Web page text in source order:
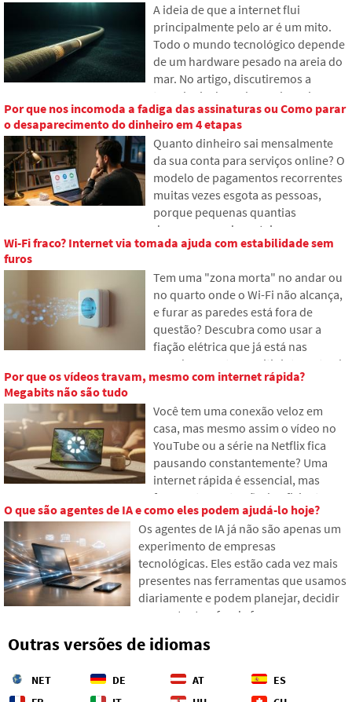
quem terá acesso? No artigo,
examinamos como funciona a
herança digital, por que os
familiares podem ter problemas com
os dados e como organizar sua
A ideia de que a internet flui
principalmente pelo ar é um mito.
Todo o mundo tecnológico depende
de um hardware pesado na areia do
mar. No artigo, discutiremos a
tecnologia dos cabos submarinos.
Você descobrirá como funcionam as
fibras ópticas, o que envolve sua
instalação a partir de navios e como
as profundezas dos oceanos se
tornaram um campo de batalha
geopolítico.
Por que nos incomoda a fadiga das assinaturas ou Como parar
o desaparecimento do dinheiro em 4 etapas
Quanto dinheiro sai mensalmente
da sua conta para serviços online? O
modelo de pagamentos recorrentes
muitas vezes esgota as pessoas,
porque pequenas quantias
desaparecem da carteira,
acumulando-se em valores
baseamo-nos em dados recentes de
2026, mostramos a enorme
diferença entre nossas estimativas e
a realidade e oferecemos quatro
passos concretos para ter um pouco
despesas.
Wi-Fi fraco? Internet via tomada ajuda com estabilidade sem
furos
Tem uma "zona morta" no andar ou
no quarto onde o Wi-Fi não alcança,
e furar as paredes está fora de
questão? Descubra como usar a
fiação elétrica que já está nas
paredes para transmitir internet pela
rede elétrica. No artigo, mostramos
adaptador powerline, por que ele
lida bem com transmissões em 4K e
jogos, e no que prestar atenção em
instalações elétricas antigas de
alumínio.
Por que os vídeos travam, mesmo com internet rápida?
Megabits não são tudo
Você tem uma conexão veloz em
casa, mas mesmo assim o vídeo no
YouTube ou a série na Netflix fica
pausando constantemente? Uma
internet rápida é essencial, mas
frequentemente não é suficiente
para assistir vídeos com fluidez. O
problema costuma ser o cache vazio,
que não consegue fornecer dados
ao seu dispositivo suficientemente
rápido. Veja como encontrar os
pontos fracos na sua rede e o que
não bate com a prática.
O que são agentes de IA e como eles podem ajudá-lo hoje?
Os agentes de IA já não são apenas um
experimento de empresas
tecnológicas. Eles estão cada vez mais
presentes nas ferramentas que usamos
diariamente e podem planejar, decidir
e executar tarefas de forma
agente de IA, como ele difere de um
realmente economizar seu tempo e
Outras versões de idiomas
NET DE AT
ES